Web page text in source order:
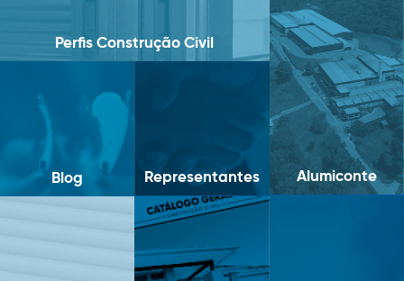
Perfis Construção Civil
Alumiconte
Blog Representantes